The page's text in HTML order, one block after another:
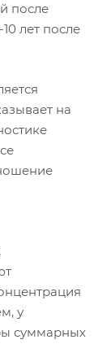
после
лет после
на
у
суммарных